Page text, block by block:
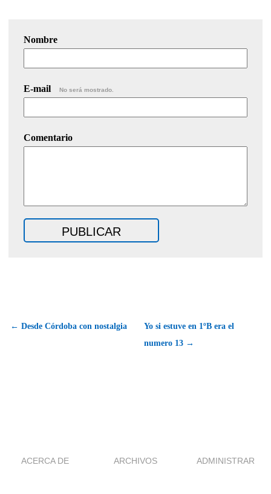
Nombre
E-mail No será mostrado.
Comentario
← Desde Córdoba con nostalgia
Yo si estuve en 1ºB era el
numero 13 →
ACERCA DE ARCHIVOS ADMINISTRAR